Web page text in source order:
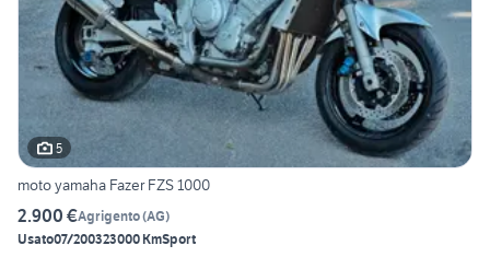
5
moto yamaha Fazer FZS 1000
2.900 €Agrigento(AG)
Usato07/200323000 KmSport